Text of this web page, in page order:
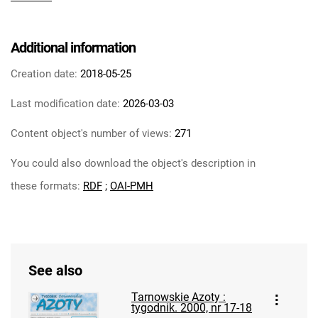
Tarnowie. 1984
Azotowych im. Feliksa Dzierżyńskiego w
Tarnowie. 1985
Azotowych im. Feliksa Dzierżyńskiego w
Tarnowskie Azoty : tygodnik Zakładów
Azotowych im. Feliksa Dzierżyńskiego w
Tarnowie. 1988
Azotowych im. Feliksa Dzierżyńskiego w
Additional information
Creation date: 2018-05-25
Last modification date: 2026-03-03
Content object's number of views: 271
You could also download the object's description in
these formats: RDF ; OAI-PMH
See also
Tarnowskie Azoty :
tygodnik. 2000, nr 17-18